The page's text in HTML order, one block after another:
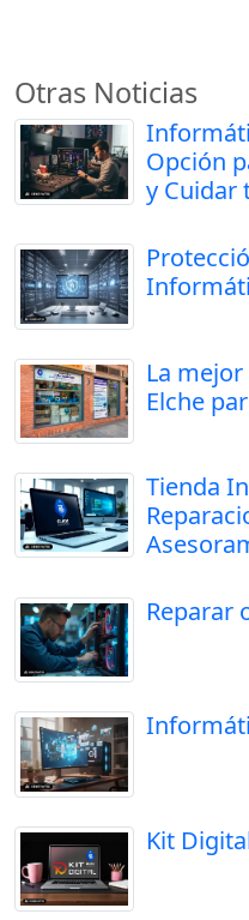
Otras Noticias
Opción
y Cuidar
La
Elche
Tienda
Reparar
Kit